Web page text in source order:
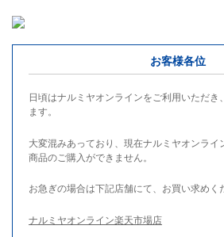
お客様各位
日頃はナルミヤオンラインをご利用いただき
ます。
大変混みあっており、現在ナルミヤオンライ
商品のご購入ができません。
お急ぎの場合は下記店舗にて、お買い求めく
ナルミヤオンライン楽天市場店